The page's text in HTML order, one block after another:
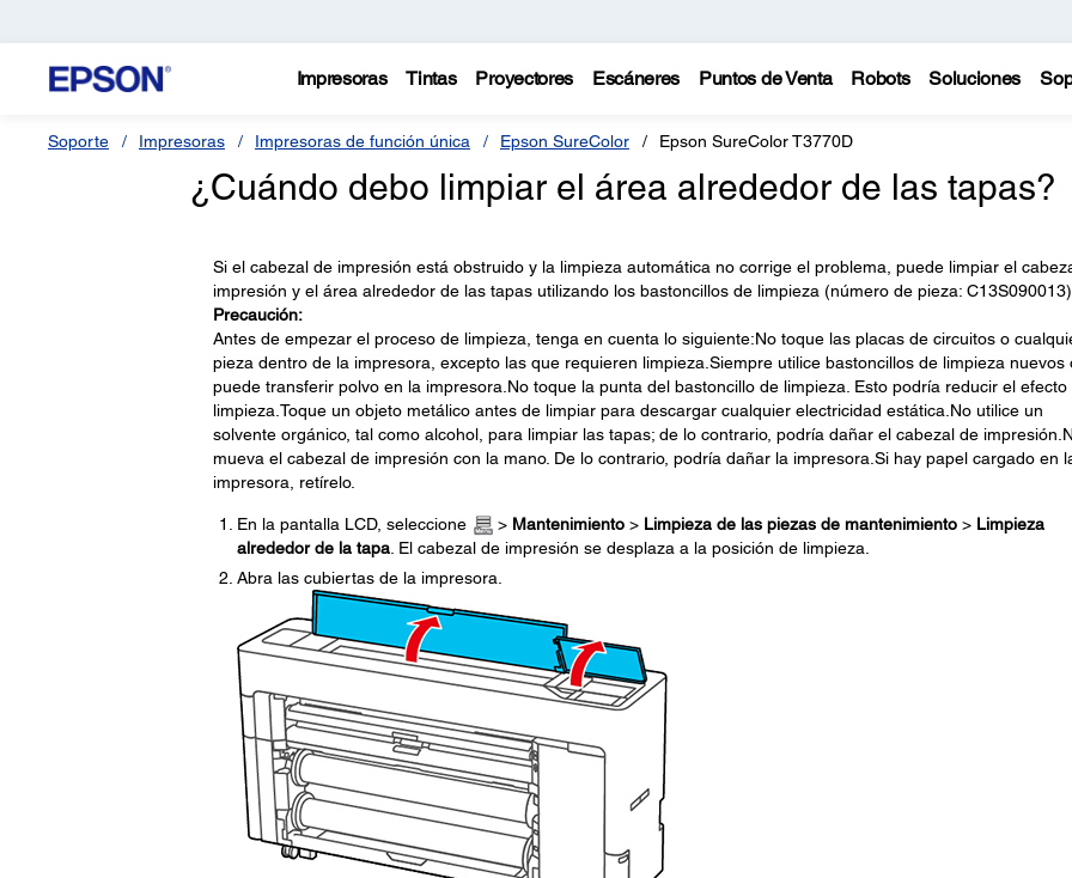
Impresoras Tintas Proyectores Escáneres Puntos de Venta Robots Soluciones
Soporte Impresoras Impresoras de función única Epson SureColor Epson SureColor T3770D
¿Cuándo debo limpiar el área alrededor de las tapas?
Si el cabezal de impresión está obstruido y la limpieza automática no corrige el problema, puede limpiar el
impresión y el área alrededor de las tapas utilizando los bastoncillos de limpieza (número de pieza:
Precaución:
Antes de empezar el proceso de limpieza, tenga en cuenta lo siguiente:No toque las placas de circuitos o
pieza dentro de la impresora, excepto las que requieren limpieza.Siempre utilice bastoncillos de limpieza nuevos
puede transferir polvo en la impresora.No toque la punta del bastoncillo de limpieza. Esto podría reducir el efecto
limpieza.Toque un objeto metálico antes de limpiar para descargar cualquier electricidad estática.No utilice un
solvente orgánico, tal como alcohol, para limpiar las tapas; de lo contrario, podría dañar el cabezal de
mueva el cabezal de impresión con la mano. De lo contrario, podría dañar la impresora.Si hay papel cargado en
impresora, retírelo.
En la pantalla LCD, seleccione > Mantenimiento> Limpieza de las piezas de mantenimiento> Limpieza
alrededor de la tapa. El cabezal de impresión se desplaza a la posición de limpieza.
Abra las cubiertas de la impresora.